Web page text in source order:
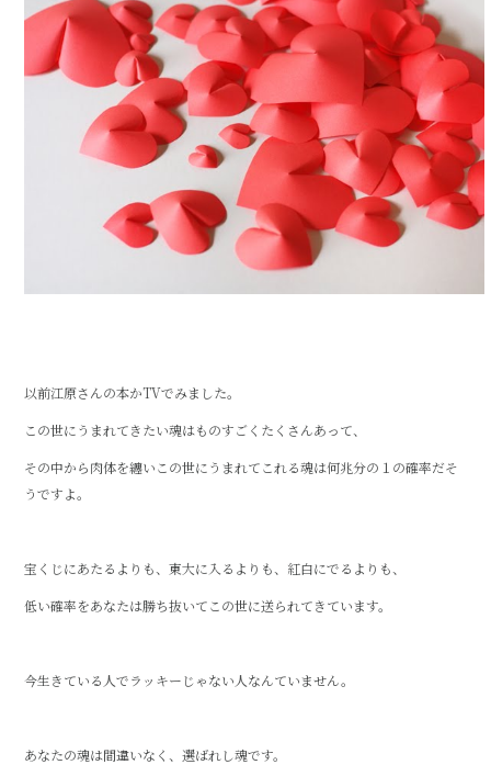
以前江原さんの本かTVでみました。
この世にうまれてきたい魂はものすごくたくさんあって、
その中から肉体を纏いこの世にうまれてこれる魂は何兆分の１の確率だそ
うですよ。
宝くじにあたるよりも、東大に入るよりも、紅白にでるよりも、
低い確率をあなたは勝ち抜いてこの世に送られてきています。
今生きている人でラッキーじゃない人なんていません。
あなたの魂は間違いなく、選ばれし魂です。